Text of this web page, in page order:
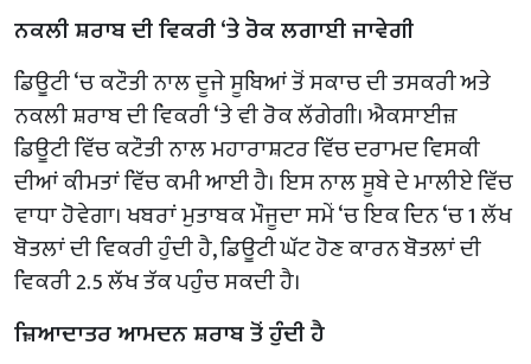
ਨਕਲੀ ਸ਼ਰਾਬ ਦੀ ਵਿਕਰੀ ‘ਤੇ ਰੋਕ ਲਗਾਈ ਜਾਵੇਗੀ
ਡਿਊਟੀ ‘ਚ ਕਟੌਤੀ ਨਾਲ ਦੂਜੇ ਸੂਬਿਆਂ ਤੋਂ ਸਕਾਚ ਦੀ ਤਸਕਰੀ ਅਤੇ
ਨਕਲੀ ਸ਼ਰਾਬ ਦੀ ਵਿਕਰੀ ‘ਤੇ ਵੀ ਰੋਕ ਲੱਗੇਗੀ। ਐਕਸਾਈਜ਼
ਡਿਊਟੀ ਵਿੱਚ ਕਟੌਤੀ ਨਾਲ ਮਹਾਰਾਸ਼ਟਰ ਵਿੱਚ ਦਰਾਮਦ ਵਿਸਕੀ
ਦੀਆਂ ਕੀਮਤਾਂ ਵਿੱਚ ਕਮੀ ਆਈ ਹੈ। ਇਸ ਨਾਲ ਸੂਬੇ ਦੇ ਮਾਲੀਏ ਵਿੱਚ
ਵਾਧਾ ਹੋਵੇਗਾ। ਖਬਰਾਂ ਮੁਤਾਬਕ ਮੌਜੂਦਾ ਸਮੇਂ ‘ਚ ਇਕ ਦਿਨ ‘ਚ 1 ਲੱਖ
ਬੋਤਲਾਂ ਦੀ ਵਿਕਰੀ ਹੁੰਦੀ ਹੈ, ਡਿਊਟੀ ਘੱਟ ਹੋਣ ਕਾਰਨ ਬੋਤਲਾਂ ਦੀ
ਵਿਕਰੀ 2.5 ਲੱਖ ਤੱਕ ਪਹੁੰਚ ਸਕਦੀ ਹੈ।
ਜ਼ਿਆਦਾਤਰ ਆਮਦਨ ਸ਼ਰਾਬ ਤੋਂ ਹੁੰਦੀ ਹੈ